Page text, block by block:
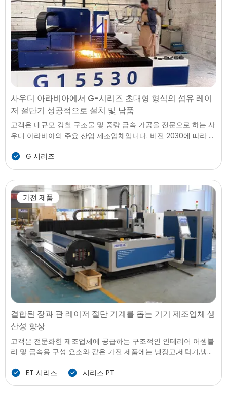
사우디 아라비아에서 G-시리즈 초대형 형식의 섬유 레이
저 절단기 성공적으로 설치 및 납품
고객은 대규모 강철 구조물 및 중량 금속 가공을 전문으로 하는 사
우디 아라비아의 주요 산업 제조업체입니다. 비전 2030에 따라 대
안정적인 정밀도, 높은 전력, 장기적인 신뢰성을 제공할 수 있는 초
대형 형식의 섬유 레이저 절단 솔루션이 필요했습니다.
G 시리즈
가전 제품
결합된 장과 관 레이저 절단 기계를 돕는 기기 제조업체 생
산성 향상
고객은 전문화한 제조업체에 공급하는 구조적인 인테리어 어셈블
리 및 금속용 구성 요소와 같은 가전 제품에는 냉장고,세탁기,냉각
속 패널과 금속 튜브,해골을 형성하는 프레임워크,판을 설치,핸들
덕트,지원 요소는 여러 제품에 대한 라인입니다. 모델로 새로 고쳐
ET 시리즈 시리즈 PT